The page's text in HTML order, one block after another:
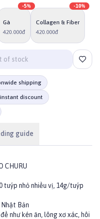
Gà
420.000đ
-5%
Collagen & Fiber
420.000đ
-10%
of stock
shipping
discount
guide
CHURU
tuýp nhỏ nhiều vị, 14g/tuýp
Bản
như kén ăn, lông xơ xác, hôi